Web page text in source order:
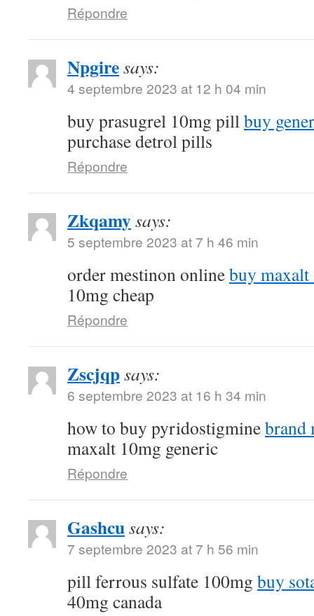
Répondre
Npgiresays:
4 septembre 2023 at 12 h 04 min
buy prasugrel 10mg pillbuy
purchase detrol pills
Répondre
Zkqamysays:
5 septembre 2023 at 7 h 46 min
order mestinon onlinebuy
10mg cheap
Répondre
Zscjqpsays:
6 septembre 2023 at 16 h 34 min
how to buy pyridostigminebrand
maxalt 10mg generic
Répondre
Gashcusays:
7 septembre 2023 at 7 h 56 min
pill ferrous sulfate 100mg buy
40mg canada